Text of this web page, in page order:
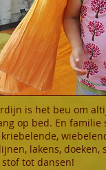
is het beu om
op bed. En
lakens,
stof tot dansen!